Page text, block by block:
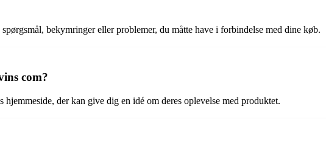
bekymringer eller problemer, du måtte have i forbindelse med dine køb.
com?
der kan give dig en idé om deres oplevelse med produktet.